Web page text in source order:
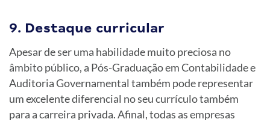
9. Destaque curricular
Apesar de ser uma habilidade muito preciosa no
âmbito público, a Pós-Graduação em Contabilidade e
Auditoria Governamental também pode representar
um excelente diferencial no seu currículo também
para a carreira privada. Afinal, todas as empresas